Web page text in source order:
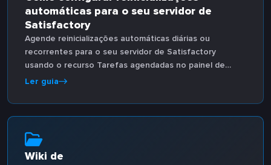
automáticas para o seu servidor de
Satisfactory
Agende reinicializações automáticas diárias ou
recorrentes para o seu servidor de Satisfactory
usando o recurso Tarefas agendadas no painel de
jogo.
Ler guia
Wiki de